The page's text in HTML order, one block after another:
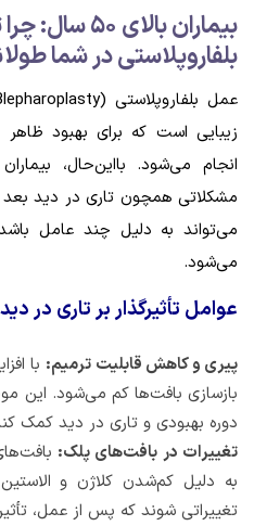
بیماران
بلفاروپلاستی در شما
زیبایی است که برای بهبود
مشکلاتی همچون تاری در دید
می‌تواند به دلیل چند عامل
می‌شود.
عوامل تأثیرگذار بر تاری در
پیری و کاهش قابلیت ترمیم: با
بازسازی بافت‌ها کم می‌شود. این
دوره بهبودی و تاری در دید کمک
تغییرات در بافت‌های پلک:
تغییراتی شوند که پس از عمل،